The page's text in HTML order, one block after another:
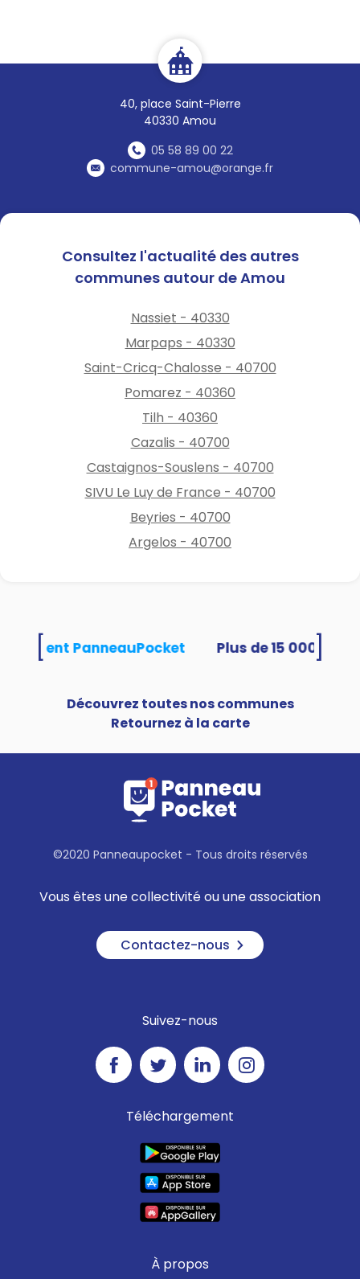
40, place Saint-Pierre
40330 Amou
05 58 89 00 22
commune-amou@orange.fr
Consultez l'actualité des autres
communes autour de Amou
Nassiet - 40330
Marpaps - 40330
Saint-Cricq-Chalosse - 40700
Pomarez - 40360
Tilh - 40360
Cazalis - 40700
Castaignos-Souslens - 40700
SIVU Le Luy de France - 40700
Beyries - 40700
Argelos - 40700
PanneauPocket
Découvrez toutes nos communes
Retournez à la carte
©2020 Panneaupocket - Tous droits réservés
Vous êtes une collectivité ou une association
Contactez-nous
Suivez-nous
Téléchargement
À propos